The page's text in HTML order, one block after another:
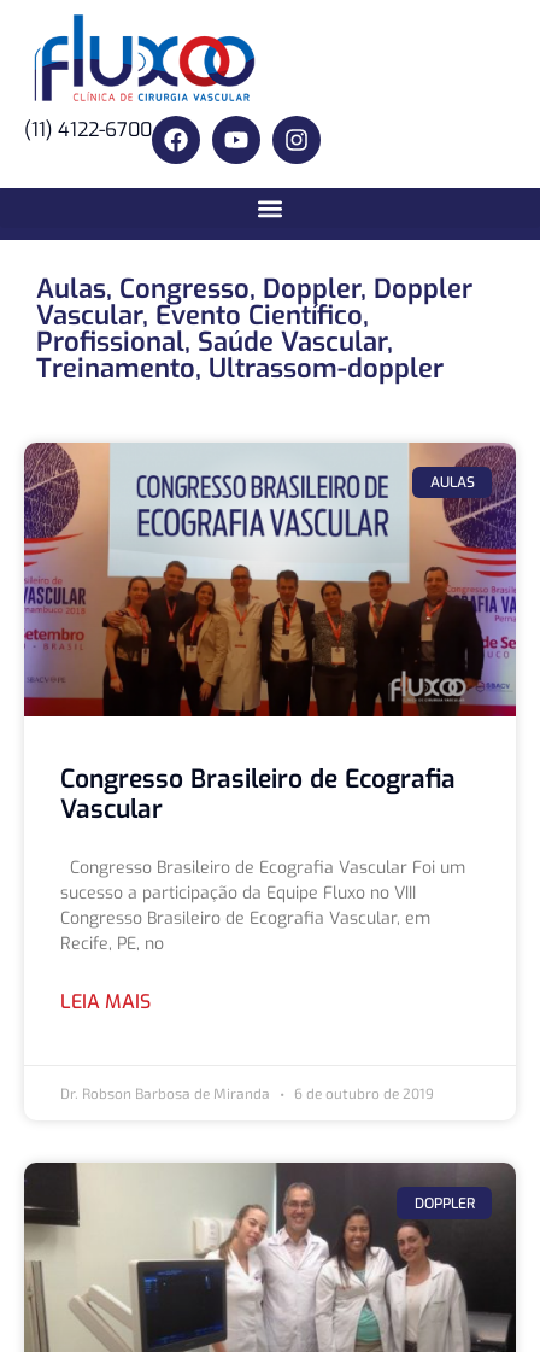
(11) 4122-6700
Aulas, Congresso, Doppler, Doppler
Vascular, Evento Científico,
Profissional, Saúde Vascular,
Treinamento, Ultrassom-doppler
AULAS
Congresso Brasileiro de Ecografia
Vascular
Congresso Brasileiro de Ecografia Vascular Foi um
sucesso a participação da Equipe Fluxo no VIII
Congresso Brasileiro de Ecografia Vascular, em
Recife, PE, no
LEIA MAIS
Dr. Robson Barbosa de Miranda 6 de outubro de 2019
DOPPLER